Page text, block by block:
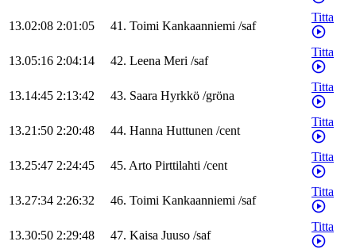
13.02:08 2:01:05 41. Toimi Kankaanniemi /saf
Titta
13.05:16 2:04:14 42. Leena Meri /saf
Titta
13.14:45 2:13:42 43. Saara Hyrkkö /gröna
Titta
13.21:50 2:20:48 44. Hanna Huttunen /cent
Titta
13.25:47 2:24:45 45. Arto Pirttilahti /cent
Titta
13.27:34 2:26:32 46. Toimi Kankaanniemi /saf
Titta
13.30:50 2:29:48 47. Kaisa Juuso /saf
Titta